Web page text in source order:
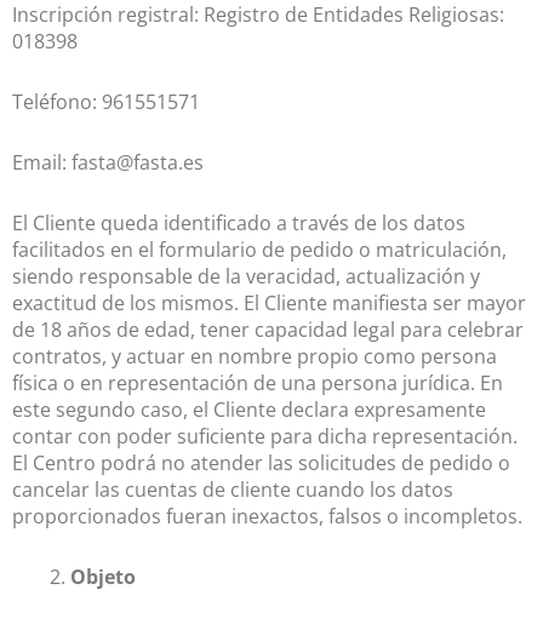
Inscripción registral: Registro de Entidades Religiosas:
018398
Teléfono: 961551571
Email: fasta@fasta.es
El Cliente queda identificado a través de los datos
facilitados en el formulario de pedido o matriculación,
siendo responsable de la veracidad, actualización y
exactitud de los mismos. El Cliente manifiesta ser mayor
de 18 años de edad, tener capacidad legal para celebrar
contratos, y actuar en nombre propio como persona
física o en representación de una persona jurídica. En
este segundo caso, el Cliente declara expresamente
contar con poder suficiente para dicha representación.
El Centro podrá no atender las solicitudes de pedido o
cancelar las cuentas de cliente cuando los datos
proporcionados fueran inexactos, falsos o incompletos.
Objeto